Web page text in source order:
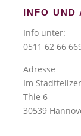
INFO UND
Info unter:
0511 62 66
Adresse
Im
Thie 6
30539